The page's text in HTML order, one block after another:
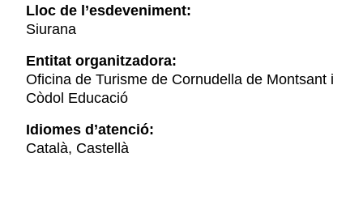
Lloc de l’esdeveniment:
Siurana
Entitat organitzadora:
Oficina de Turisme de Cornudella de Montsant i
Còdol Educació
Idiomes d’atenció:
Català, Castellà